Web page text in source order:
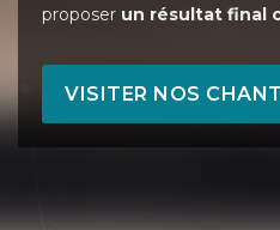
proposer un résultat final
VISITER NOS